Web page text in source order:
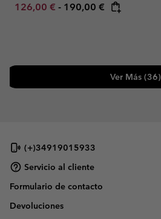
Minimum sale price:
126,00 € - Maximum price:
190,00 €
Ver Más (36)
(+)34919015933
Servicio al cliente
Formulario de contacto
Devoluciones